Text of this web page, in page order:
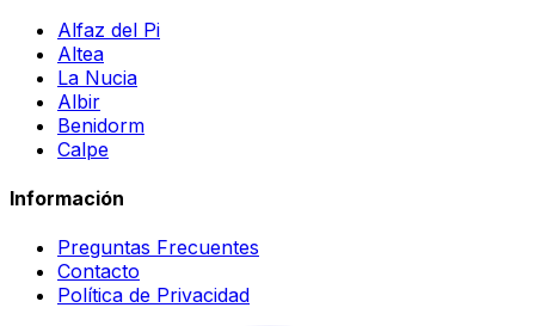
Alfaz del Pi
Altea
La Nucia
Albir
Benidorm
Calpe
Información
Preguntas Frecuentes
Contacto
Política de Privacidad